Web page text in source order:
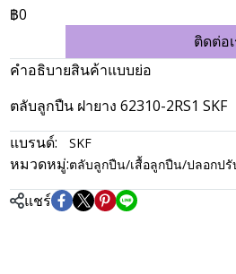
฿0
ติดต่อ
คำอธิบายสินค้าแบบย่อ
ตลับลูกปืน ฝายาง 62310-2RS1 SKF
แบรนด์:
SKF
หมวดหมู่:ตลับลูกปืน/เสื้อลูกปืน/ปลอกป
แชร์